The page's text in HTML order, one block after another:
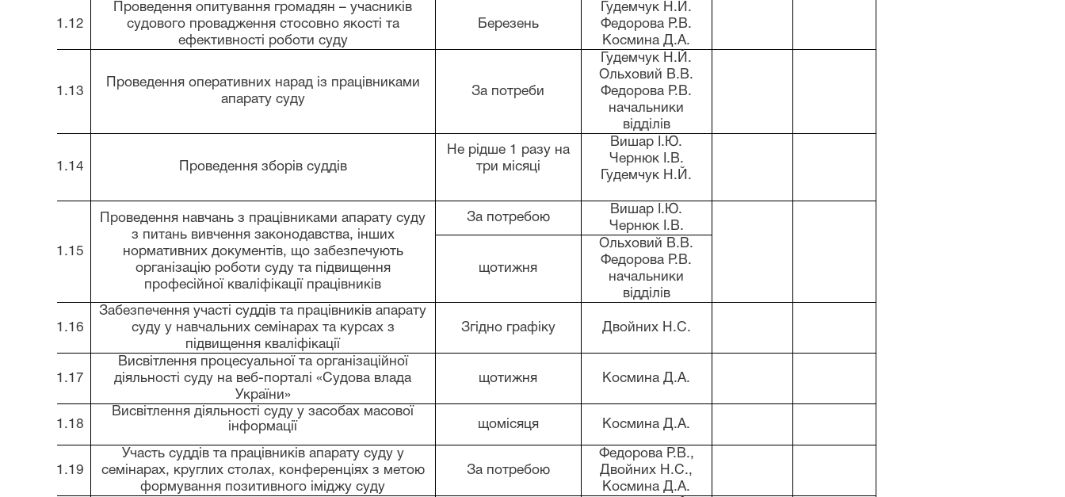
1.12
Проведення опитування громадян – учасників
судового провадження стосовно якості та
ефективності роботи суду
Березень
Гудемчук Н.Й.
Федорова Р.В.
Космина Д.А.
1.13
Проведення оперативних нарад із працівниками
апарату суду
За потреби
Гудемчук Н.Й.
Ольховий В.В.
Федорова Р.В.
начальники
відділів
1.14 Проведення зборів суддів
Не рідше 1 разу на
три місяці
Вишар І.Ю.
Чернюк І.В.
Гудемчук Н.Й.
1.15
Проведення навчань з працівниками апарату суду
з питань вивчення законодавства, інших
нормативних документів, що забезпечують
організацію роботи суду та підвищення
професійної кваліфікації працівників
За потребою
Вишар І.Ю.
Чернюк І.В.
щотижня
Ольховий В.В.
Федорова Р.В.
начальники
відділів
1.16
Забезпечення участі суддів та працівників апарату
суду у навчальних семінарах та курсах з
підвищення кваліфікації
Згідно графіку Двойних Н.С.
1.17
Висвітлення процесуальної та організаційної
діяльності суду на веб-порталі «Судова влада
України»
щотижня Космина Д.А.
1.18
Висвітлення діяльності суду у засобах масової
інформації
щомісяця Космина Д.А.
1.19
Участь суддів та працівників апарату суду у
семінарах, круглих столах, конференціях з метою
формування позитивного іміджу суду
За потребою
Федорова Р.В.,
Двойних Н.С.,
Космина Д.А.